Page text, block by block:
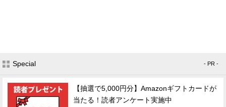
Special - PR -
【抽選で5,000円分】Amazonギフトカードが
当たる！読者アンケート実施中